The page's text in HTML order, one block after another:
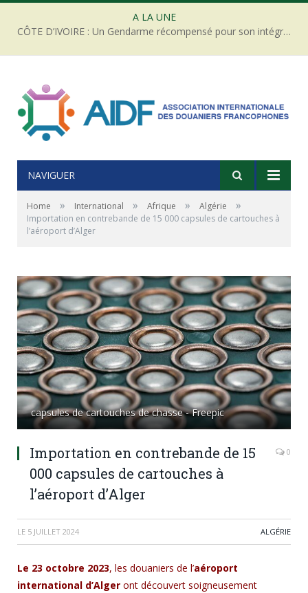
A LA UNE
CÔTE D’IVOIRE : Un Gendarme récompensé pour son intégrité face à une tentative de corruption
NAVIGUER
Home » International » Afrique » Algérie »
Importation en contrebande de 15 000 capsules de cartouches à
l’aéroport d’Alger
capsules de cartouches de chasse - Freepic
Importation en contrebande de 15
000 capsules de cartouches à
l’aéroport d’Alger
0
LE 5 JUILLET 2024 ALGÉRIE
Le 23 octobre 2023, les douaniers de l’aéroport
international d’Alger ont découvert soigneusement